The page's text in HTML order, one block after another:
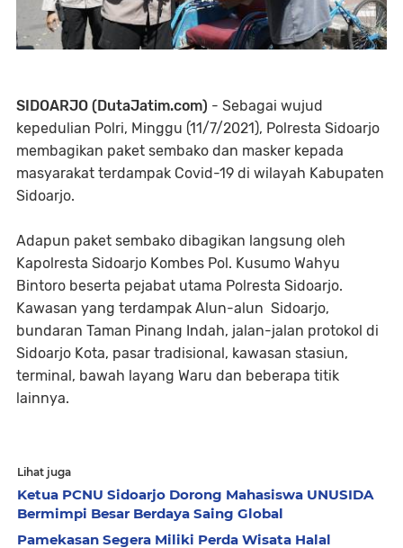
SIDOARJO (DutaJatim.com) - Sebagai wujud
kepedulian Polri, Minggu (11/7/2021), Polresta Sidoarjo
membagikan paket sembako dan masker kepada
masyarakat terdampak Covid-19 di wilayah Kabupaten
Sidoarjo.
Adapun paket sembako dibagikan langsung oleh
Kapolresta Sidoarjo Kombes Pol. Kusumo Wahyu
Bintoro beserta pejabat utama Polresta Sidoarjo.
Kawasan yang terdampak Alun-alun Sidoarjo,
bundaran Taman Pinang Indah, jalan-jalan protokol di
Sidoarjo Kota, pasar tradisional, kawasan stasiun,
terminal, bawah layang Waru dan beberapa titik
lainnya.
Lihat juga
Ketua PCNU Sidoarjo Dorong Mahasiswa UNUSIDA
Bermimpi Besar Berdaya Saing Global
Pamekasan Segera Miliki Perda Wisata Halal